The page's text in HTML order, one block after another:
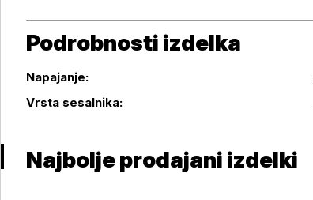
Podrobnosti izdelka
Podrobnosti izdelka
Napajanje:
Vrsta sesalnika:
Najbolje prodajani izdelki